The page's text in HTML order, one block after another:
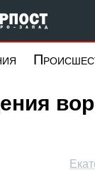
Форпост